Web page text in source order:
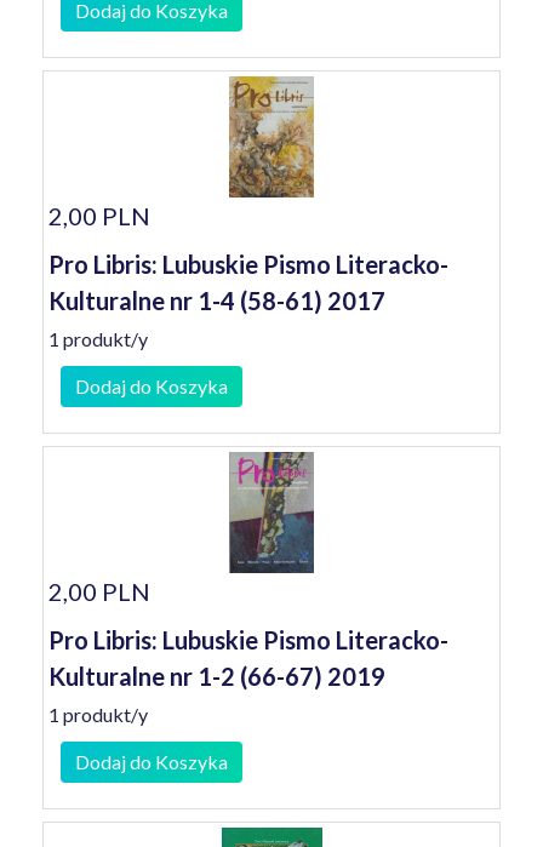
Dodaj do Koszyka
2,00 PLN
Pro Libris: Lubuskie Pismo Literacko-
Kulturalne nr 1-4 (58-61) 2017
1 produkt/y
Dodaj do Koszyka
2,00 PLN
Pro Libris: Lubuskie Pismo Literacko-
Kulturalne nr 1-2 (66-67) 2019
1 produkt/y
Dodaj do Koszyka